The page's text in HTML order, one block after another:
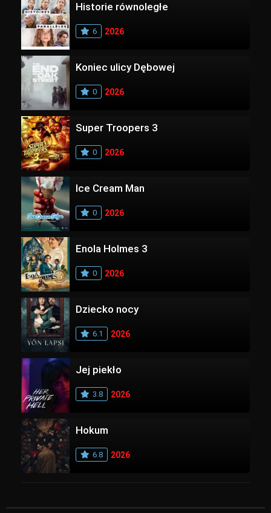
Historie równoległe
6 2026
Koniec ulicy Dębowej
0 2026
Super Troopers 3
0 2026
Ice Cream Man
0 2026
Enola Holmes 3
0 2026
Dziecko nocy
6.1 2026
Jej piekło
3.8 2026
Hokum
6.8 2026